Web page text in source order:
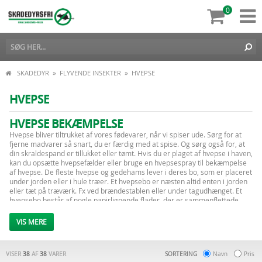
0
SKADEDYR » FLYVENDE INSEKTER » HVEPSE
HVEPSE
HVEPSE BEKÆMPELSE
Hvepse bliver tiltrukket af vores fødevarer, når vi spiser ude. Sørg for at
fjerne madvarer så snart, du er færdig med at spise. Og sørg også for, at
din skraldespand er tillukket eller tømt. Hvis du er plaget af hvepse i haven,
kan du opsætte hvepsefælder eller bruge en hvepsespray til bekæmpelse
af hvepse. De fleste hvepse og gedehams lever i deres bo, som er placeret
under jorden eller i hule træer. Et hvepsebo er næsten altid enten i jorden
eller tæt på træværk. Fx ved brændestablen eller under tagudhænget. Et
hvepsebo består af nogle papirlignende flader, der er sammenflettede.
ting, som du kan gøre. Det er nemmest at fjerne et hvepsebo tidligt på
sommeren, da hvepseboet ikke er bygget færdigt, og derved ikke er så
hvepsebo, så tag for en sikkerheds skyld noget tætsiddende tøj på, så
VIS MERE
SORTERING Navn Pris
VISER 38 AF 38 VARER